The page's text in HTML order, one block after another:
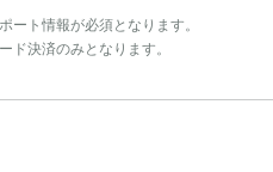
ト情報が必須となります。
決済のみとなります。